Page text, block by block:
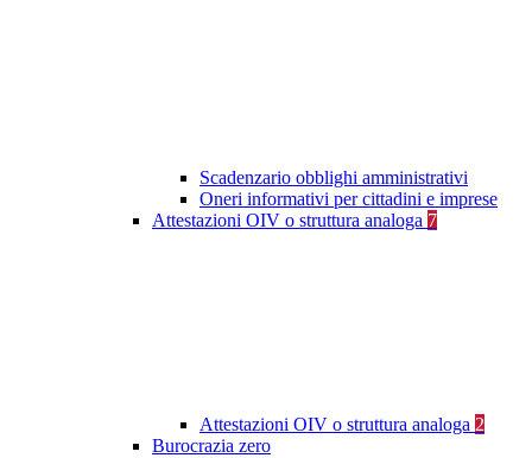
Scadenzario obblighi amministrativi
Oneri informativi per cittadini e imprese
Attestazioni OIV o struttura analoga 7
Attestazioni OIV o struttura analoga 2
Burocrazia zero